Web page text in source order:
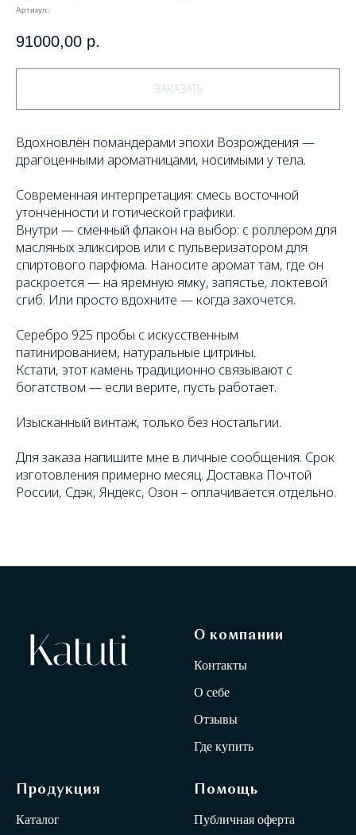
Артикул:
91000,00 р.
ЗАКАЗАТЬ
Вдохновлён помандерами эпохи Возрождения —
драгоценными ароматницами, носимыми у тела.
Современная интерпретация: смесь восточной
утончённости и готической графики.
Внутри — сменный флакон на выбор: с роллером для
масляных эликсиров или с пульверизатором для
спиртового парфюма. Наносите аромат там, где он
раскроется — на яремную ямку, запястье, локтевой
сгиб. Или просто вдохните — когда захочется.
Серебро 925 пробы с искусственным
патинированием, натуральные цитрины.
Кстати, этот камень традиционно связывают с
богатством — если верите, пусть работает.
Изысканный винтаж, только без ностальгии.
Для заказа напишите мне в личные сообщения. Срок
изготовления примерно месяц. Доставка Почтой
России, Сдэк, Яндекс, Озон – оплачивается отдельно.
О компании
Контакты
О себе
Отзывы
Где купить
Продукция
Каталог
Помощь
Публичная оферта